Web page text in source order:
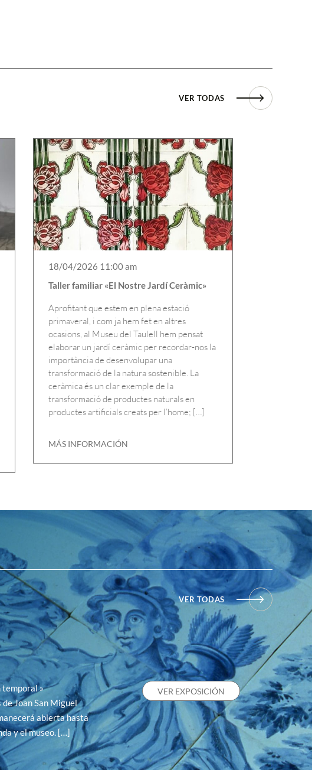
VER TODAS
18/04/2026 11:00 am
Taller familiar «El Nostre Jardí Ceràmic»
Aprofitant que estem en plena estació
primaveral, i com ja hem fet en altres
ocasions, al Museu del Taulell hem pensat
elaborar un jardí ceràmic per recordar-nos la
importància de desenvolupar una
transformació de la natura sostenible. La
ceràmica és un clar exemple de la
transformació de productes naturals en
productes artificials creats per l’home; […]
MÁS INFORMACIÓN
VER TODAS
temporal »
Joan San Miguel
abierta hasta
y el museo. […]
VER EXPOSICIÓN